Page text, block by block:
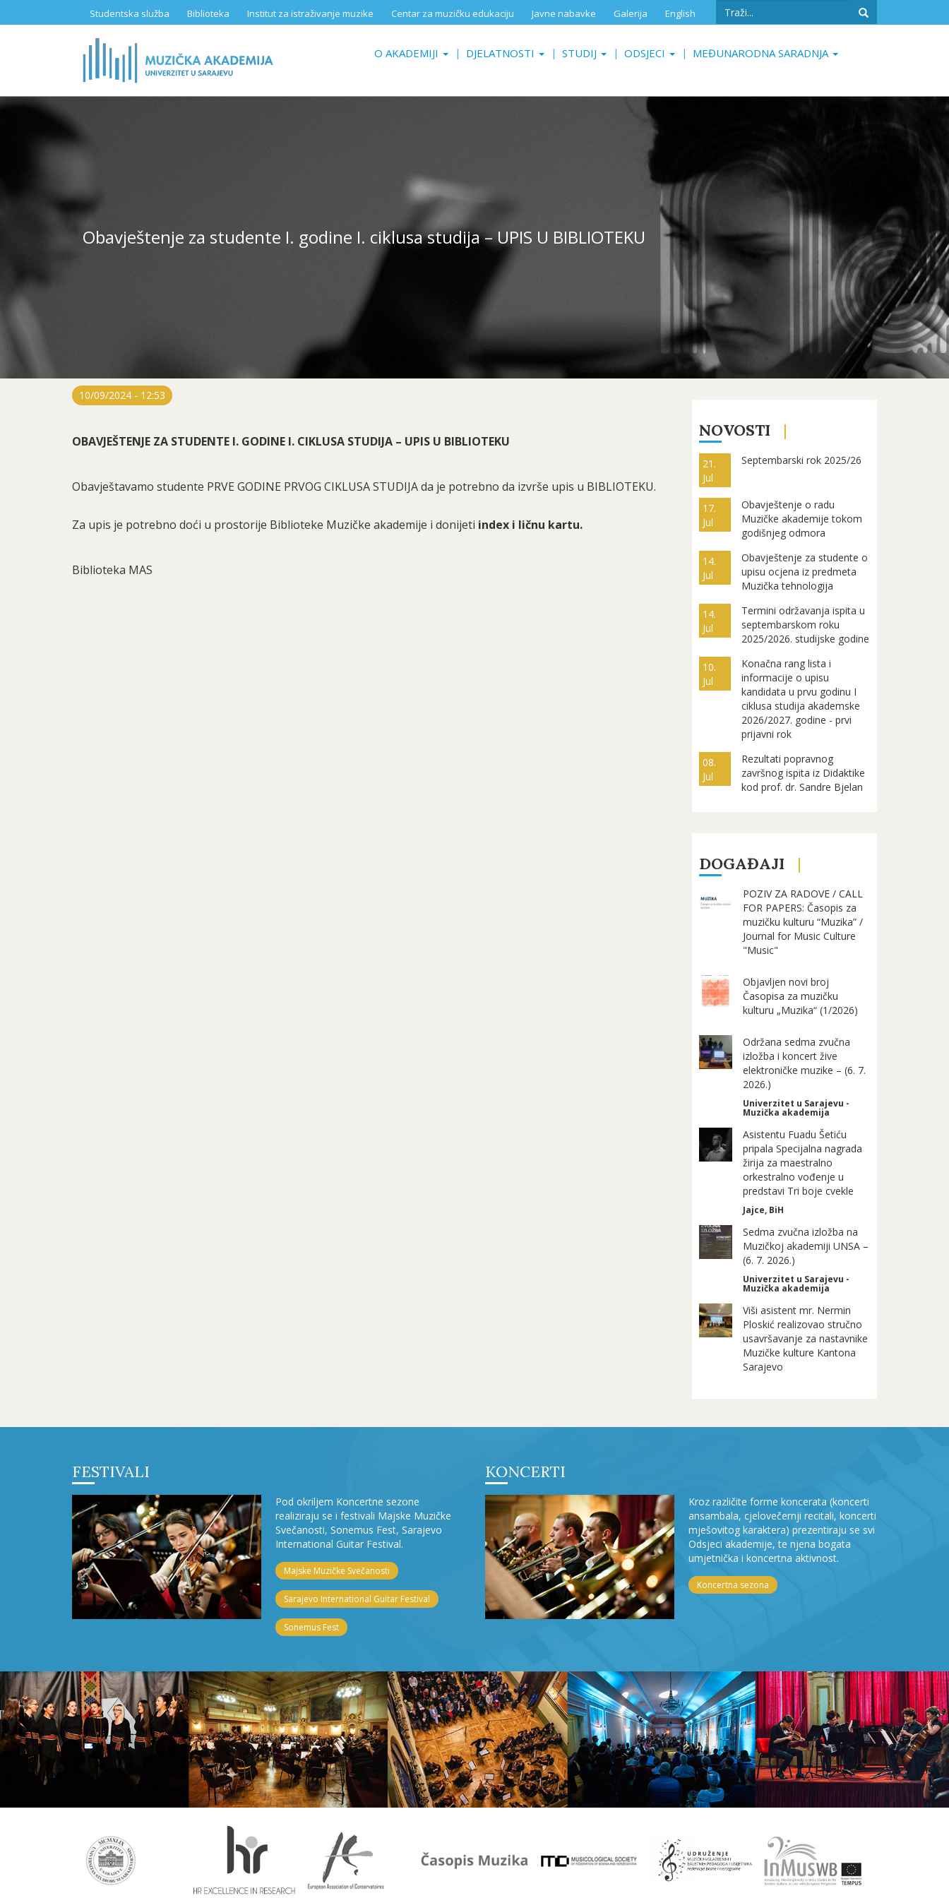
Studentska služba Biblioteka Institut za istraživanje muzike Centar za muzičku edukaciju Javne nabavke Galerija English
Search
O AKADEMIJI DJELATNOSTI STUDIJ ODSJECI MEĐUNARODNA SARADNJA
Obavještenje za studente I. godine I. ciklusa studija – UPIS U BIBLIOTEKU
10/09/2024 - 12:53
OBAVJEŠTENJE ZA STUDENTE I. GODINE I. CIKLUSA STUDIJA – UPIS U BIBLIOTEKU
Obavještavamo studente PRVE GODINE PRVOG CIKLUSA STUDIJA da je potrebno da izvrše upis u BIBLIOTEKU.
Za upis je potrebno doći u prostorije Biblioteke Muzičke akademije i donijeti index i ličnu kartu.
Biblioteka MAS
NOVOSTI
21.
Jul
Septembarski rok 2025/26
17.
Jul
Obavještenje o radu
Muzičke akademije tokom
godišnjeg odmora
14.
Jul
Obavještenje za studente o
upisu ocjena iz predmeta
Muzička tehnologija
14.
Jul
Termini održavanja ispita u
septembarskom roku
2025/2026. studijske godine
10.
Jul
Konačna rang lista i
informacije o upisu
kandidata u prvu godinu I
ciklusa studija akademske
2026/2027. godine - prvi
prijavni rok
08.
Jul
Rezultati popravnog
završnog ispita iz Didaktike
kod prof. dr. Sandre Bjelan
DOGAĐAJI
POZIV ZA RADOVE / CALL
FOR PAPERS: Časopis za
muzičku kulturu “Muzika” /
Journal for Music Culture
"Music"
Objavljen novi broj
Časopisa za muzičku
kulturu „Muzika“ (1/2026)
Održana sedma zvučna
izložba i koncert žive
elektroničke muzike – (6. 7.
2026.)
Univerzitet u Sarajevu -
Muzička akademija
Asistentu Fuadu Šetiću
pripala Specijalna nagrada
žirija za maestralno
orkestralno vođenje u
predstavi Tri boje cvekle
Jajce, BiH
Sedma zvučna izložba na
Muzičkoj akademiji UNSA –
(6. 7. 2026.)
Univerzitet u Sarajevu -
Muzička akademija
Viši asistent mr. Nermin
Ploskić realizovao stručno
usavršavanje za nastavnike
Muzičke kulture Kantona
Sarajevo
FESTIVALI
Pod okriljem Koncertne sezone
realiziraju se i festivali Majske Muzičke
Svečanosti, Sonemus Fest, Sarajevo
International Guitar Festival.
Majske Muzičke Svečanosti
Sarajevo International Guitar Festival
Sonemus Fest
KONCERTI
Kroz različite forme koncerata (koncerti
ansambala, cjelovečernji recitali, koncerti
mješovitog karaktera) prezentiraju se svi
Odsjeci akademije, te njena bogata
umjetnička i koncertna aktivnost.
Koncertna sezona